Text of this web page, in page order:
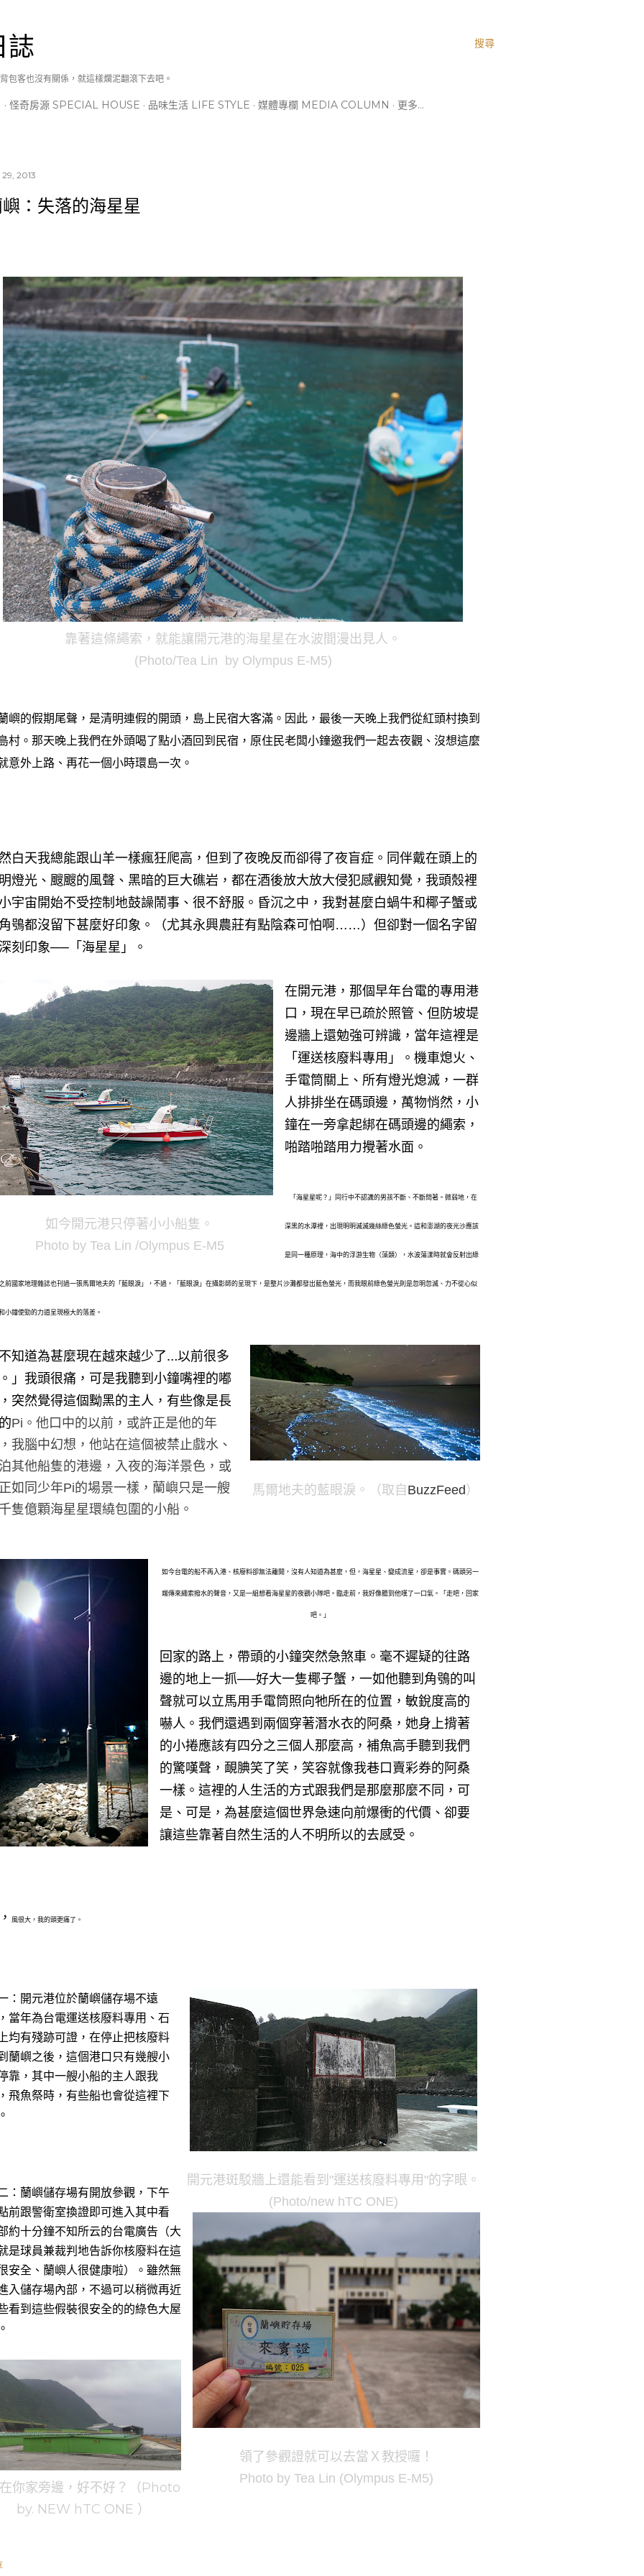
搜尋
誌
包客也沒有關係，就這樣爛泥翻滾下去吧。
怪奇房源 SPECIAL HOUSE 品味生活 LIFE STYLE 媒體專欄 MEDIA COLUMN 更多…
2013
：失落的海星星
靠著這條繩索，就能讓開元港的海星星在水波間漫出見人。
(Photo/Tea Lin by Olympus E-M5)
嶼的假期尾聲，是清明連假的開頭，島上民宿大客滿。因此，最後一天晚上我們從紅頭村換到
村。那天晚上我們在外頭喝了點小酒回到民宿，原住民老闆小鐘邀我們一起去夜觀、沒想這麼
意外上路、再花一個小時環島一次。
白天我總能跟山羊一樣瘋狂爬高，但到了夜晚反而卻得了夜盲症。同伴戴在頭上的
燈光、颼颼的風聲、黑暗的巨大礁岩，都在酒後放大放大侵犯感觀知覺，我頭殼裡
宇宙開始不受控制地鼓譟鬧事、很不舒服。昏沉之中，我對甚麼白蝸牛和椰子蟹或
鴞都沒留下甚麼好印象。（尤其永興農莊有點陰森可怕啊……）但卻對一個名字留
刻印象── 「海星星」。
如今開元港只停著小小船隻。
Photo by Tea Lin /Olympus E-M5
在開元港，那個早年台電的專用港
口，現在早已疏於照管、但防坡堤
邊牆上還勉強可辨識，當年這裡是
「運送核廢料專用」
。機車熄火、
手電筒關上、所有燈光熄滅，一群
人排排坐在碼頭邊，萬物悄然，小
鐘在一旁拿起綁在碼頭邊的繩索，
啪踏啪踏用力攪著水面。
「海星星呢？」同行中不認識的男孩不斷、不斷問著。 微弱地，在
深黑的水潭裡，出現明明滅滅幾絲綠色螢光。這和澎湖的夜光沙應該
是同一種原理，海中的浮游生物（藻類），水波蕩漾時就會反射出綠
前國家地理雜誌也刊過一張馬爾地夫的 「藍眼淚」，不過，「藍眼淚」在攝影師的呈現下，是整片沙灘都發出藍色螢光，而我眼前綠色螢光則是忽明忽滅、力不從心似
小鐘使勁的力道呈現極大的落差。
馬爾地夫的藍眼淚。（取自 BuzzFeed ）
知道為甚麼現在越來越少了…以前很多
」我頭很痛，可是我聽到小鐘嘴裡的嘟
突然覺得這個黝黑的主人，有些像是長
Pi 。他口中的以前，或許正是他的年
我腦中幻想，他站在這個被禁止戲水、
其他船隻的港邊，入夜的海洋景色，或
如同少年Pi的場景一樣，蘭嶼只是一艘
隻億顆海星星環繞包圍的小船。
如今台電的船不再入港、核廢料卻無法離開，沒有人知道為甚麼，但，海星星、變成流星，卻是事實。 碼頭另一
端傳來繩索撥水的聲音，又是一組想看海星星的夜觀小隊吧。 臨走前，我好像聽到他嘆了一口氣。 「走吧，回家
吧。」
回家的路上，帶頭的小鐘突然急煞車。毫不遲疑的往路
邊的地上一抓──好大一隻椰子蟹，一如他聽到角鴞的叫
聲就可以立馬用手電筒照向牠所在的位置，敏銳度高的
嚇人。我們還遇到兩個穿著潛水衣的阿桑，她身上揹著
的小捲應該有四分之三個人那麼高，補魚高手聽到我們
的驚嘆聲，靦腆笑了笑，笑容就像我巷口賣彩券的阿桑
一樣。這裡的人生活的方式跟我們是那麼那麼不同，可
是、可是，為甚麼這個世界急速向前爆衝的代價、卻要
讓這些靠著自然生活的人不明所以的去感受。
風很大，我的頭更痛了。
開元港斑駁牆上還能看到"運送核廢料專用"的字眼。
(Photo/new hTC ONE)
：開元港位於蘭嶼儲存場不遠
當年為台電運送核廢料專用、石
均有殘跡可證，在停止把核廢料
蘭嶼之後，這個港口只有幾艘小
靠，其中一艘小船的主人跟我
飛魚祭時，有些船也會從這裡下
領了參觀證就可以去當Ｘ教授囉！
Photo by Tea Lin (Olympus E-M5)
：蘭嶼儲存場有開放參觀，下午
前跟警衛室換證即可進入其中看
約十分鐘不知所云的台電廣告（大
是球員兼裁判地告訴你核廢料在這
安全、蘭嶼人很健康啦）。雖然無
入儲存場內部，不過可以稍微再近
看到這些假裝很安全的的綠色大屋
你家旁邊，好不好？（Photo
by. NEW hTC ONE ）